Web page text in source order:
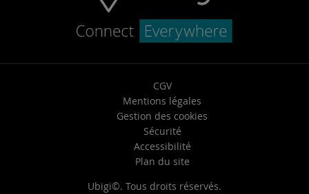
CGV
Mentions légales
Gestion des cookies
Sécurité
Accessibilité
Plan du site
Ubigi©. Tous droits réservés.